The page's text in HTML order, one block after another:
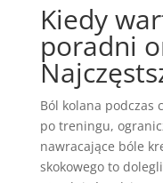
Kiedy
poradni
Ból kolana podczas
po treningu,
nawracające bóle
skokowego to